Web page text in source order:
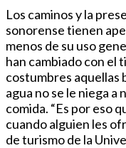
Los caminos y la
sonorense tienen
menos de su uso
han cambiado con el
costumbres aquellas
agua no se le niega a
comida. “Es por eso
cuando alguien les
de turismo de la